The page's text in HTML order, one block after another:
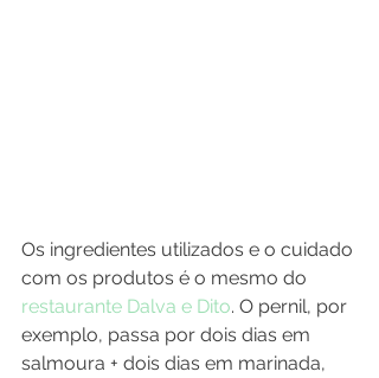
Os ingredientes utilizados e o cuidado
com os produtos é o mesmo do
restaurante Dalva e Dito. O pernil, por
exemplo, passa por dois dias em
salmoura + dois dias em marinada,